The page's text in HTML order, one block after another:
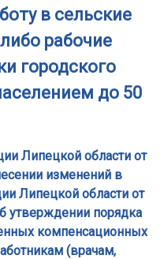
в сельские
рабочие
городского
до 50
Липецкой области от
изменений в
Липецкой области от
утверждении порядка
компенсационных
(врачам,